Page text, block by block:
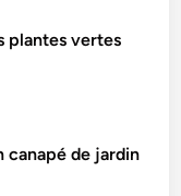
plantes vertes
canapé de jardin